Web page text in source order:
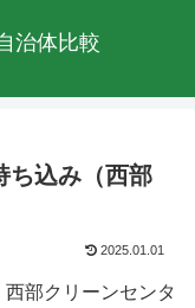
治体比較
ち込み（西部
2025.01.01
部クリーンセンタ